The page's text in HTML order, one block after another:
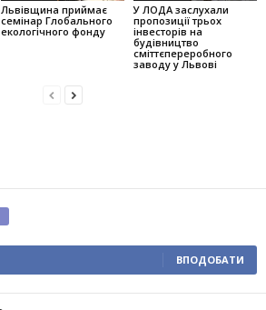
Львівщина приймає
семінар Глобального
екологічного фонду
У ЛОДА заслухали
пропозиції трьох
інвесторів на
будівництво
сміттєпереробного
заводу у Львові
ВПОДОБАТИ